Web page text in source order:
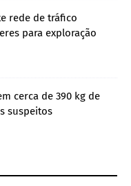
rede de tráfico
para exploração
cerca de 390 kg de
suspeitos